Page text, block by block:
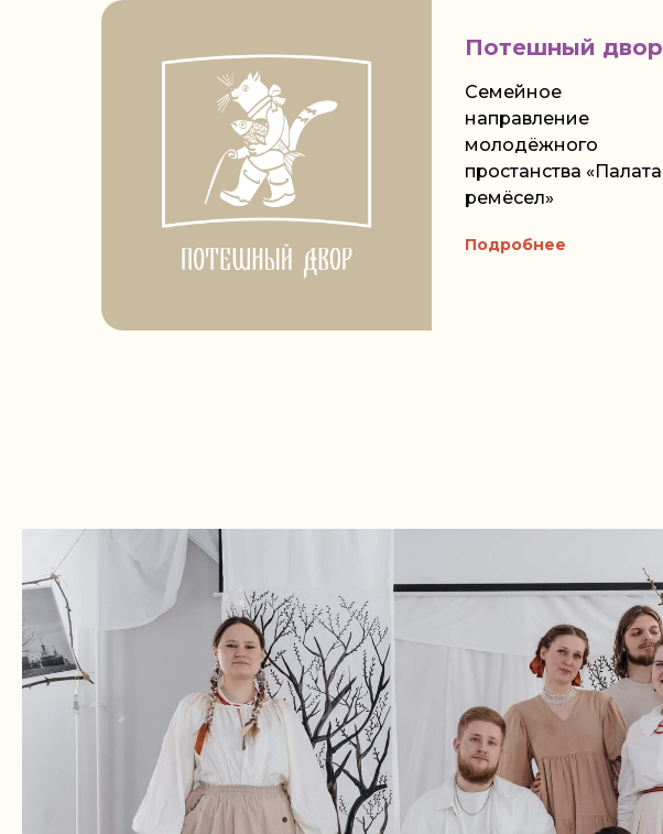
Потешный двор
Семейное
направление
молодёжного
простанства «Палата
ремёсел»
Подробнее